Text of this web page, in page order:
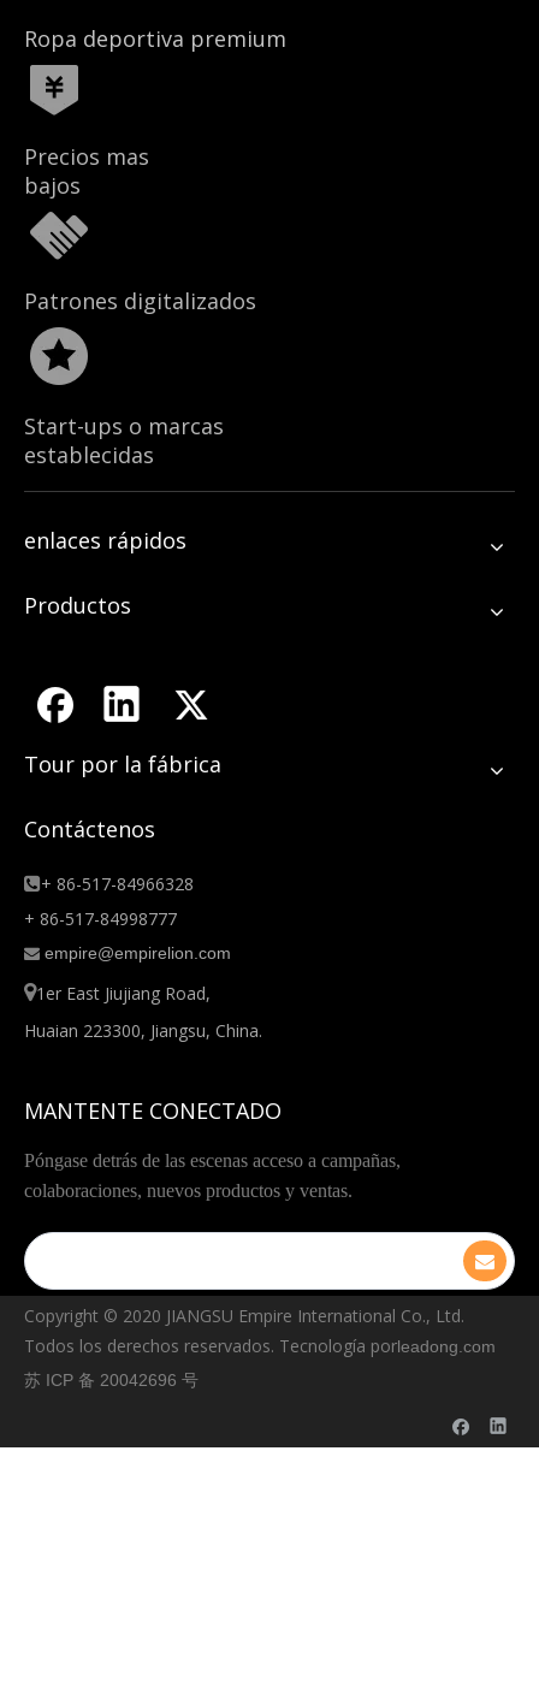
Ropa deportiva premium
Precios mas
bajos
Patrones digitalizados
Start-ups o marcas
establecidas
enlaces rápidos
Productos
Tour por la fábrica
Contáctenos
+ 86-517-84966328
+ 86-517-84998777
 empire@empirelion.com
1er East Jiujiang Road,
Huaian 223300, Jiangsu, China.
MANTENTE CONECTADO
Póngase detrás de las escenas acceso a campañas,
colaboraciones, nuevos productos y ventas.
Copyright © ️2020 JIANGSU Empire International Co., Ltd.
Todos los derechos reservados. Tecnología porleadong.com
苏 ICP 备 20042696 号